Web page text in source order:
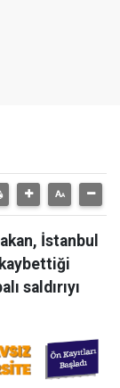
İstanbul
saldırıyı